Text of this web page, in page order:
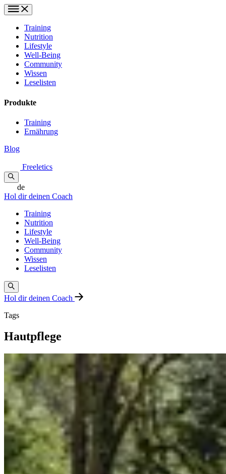
Training
Nutrition
Lifestyle
Well-Being
Community
Wissen
Leselisten
Produkte
Training
Ernährung
Blog
Freeletics
de
Hol dir deinen Coach
Training
Nutrition
Lifestyle
Well-Being
Community
Wissen
Leselisten
Hol dir deinen Coach
Tags
Hautpflege